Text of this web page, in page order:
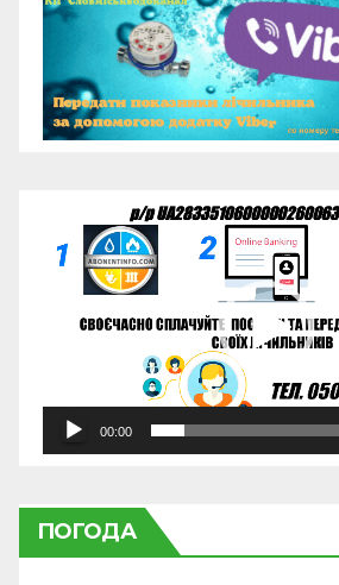
Відеопрогравач
00:00
ПОГОДА